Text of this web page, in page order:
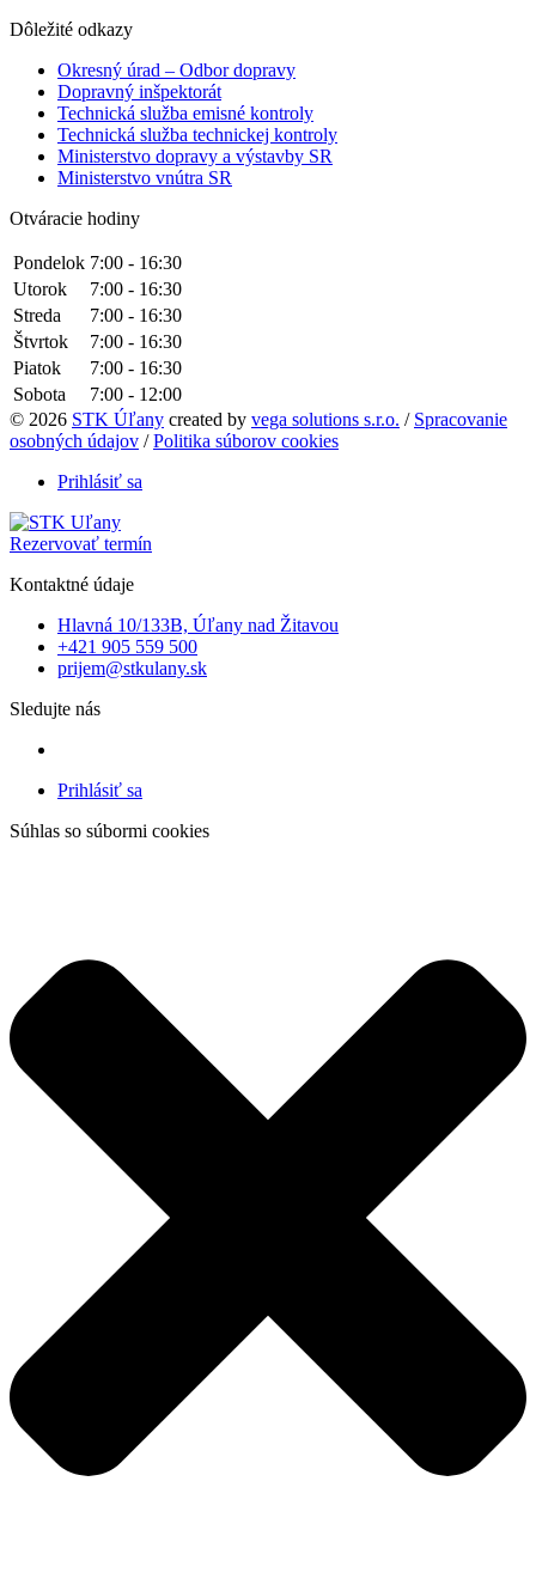
Dôležité odkazy
Okresný úrad – Odbor dopravy
Dopravný inšpektorát
Technická služba emisné kontroly
Technická služba technickej kontroly
Ministerstvo dopravy a výstavby SR
Ministerstvo vnútra SR
Otváracie hodiny
Pondelok 7:00 - 16:30
Utorok
7:00 - 16:30
Streda
7:00 - 16:30
Štvrtok
7:00 - 16:30
Piatok
7:00 - 16:30
Sobota
7:00 - 12:00
© 2026 STK Úľany created by vega solutions s.r.o. / Spracovanie
osobných údajov /Politika súborov cookies
Prihlásiť sa
Rezervovať termín
Kontaktné údaje
Hlavná 10/133B, Úľany nad Žitavou
+421 905 559 500
prijem@stkulany.sk
Sledujte nás
Prihlásiť sa
Súhlas so súbormi cookies